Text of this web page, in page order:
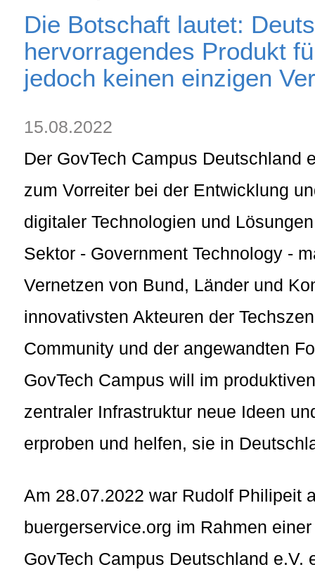
Die Botschaft lautet:
hervorragendes Produkt
jedoch keinen einzigen
15.08.2022
Der GovTech Campus Deutschland
zum Vorreiter bei der Entwicklung
digitaler Technologien und
Sektor - Government Technology -
Vernetzen von Bund, Länder und
innovativsten Akteuren der
Community und der angewandten
GovTech Campus will im
zentraler Infrastruktur neue Ideen
erproben und helfen, sie in
Am 28.07.2022 war Rudolf Philipeit
buergerservice.org im Rahmen
GovTech Campus Deutschland